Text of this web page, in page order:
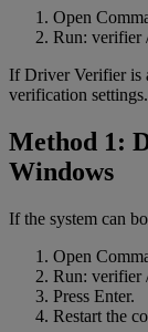
Open
Run: verifier
If Driver Verifier is
verification settings.
Method 1:
Windows
If the system can
Open
Run: verifier
Press Enter.
Restart the